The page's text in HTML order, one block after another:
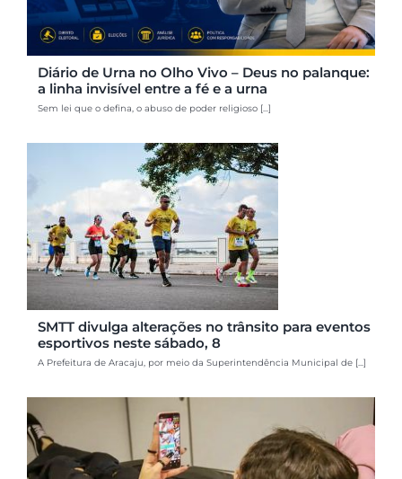
Diário de Urna no Olho Vivo – Deus no palanque:
a linha invisível entre a fé e a urna
Sem lei que o defina, o abuso de poder religioso [...]
SMTT divulga alterações no trânsito para eventos
esportivos neste sábado, 8
A Prefeitura de Aracaju, por meio da Superintendência Municipal de [...]